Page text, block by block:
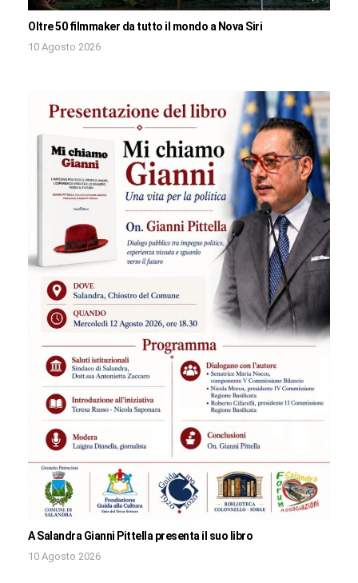
Oltre 50 filmmaker da tutto il mondo a Nova Siri
10 Agosto 2026
A Salandra Gianni Pittella presenta il suo libro
10 Agosto 2026